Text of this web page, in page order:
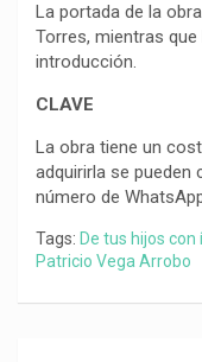
La portada de la
Torres, mientras
introducción.
CLAVE
La obra tiene un
adquirirla se
número de
Tags: De tus hijos
Patricio Vega Arrobo